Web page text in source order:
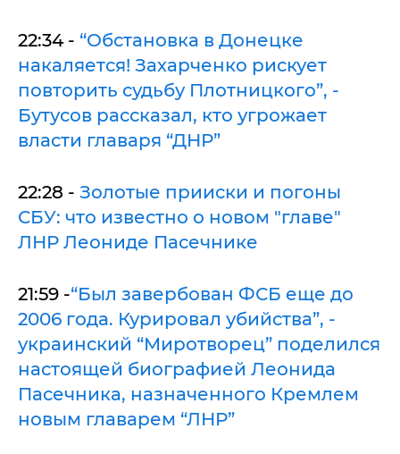
22:34 - “Обстановка в Донецке
накаляется! Захарченко рискует
повторить судьбу Плотницкого”, -
Бутусов рассказал, кто угрожает
власти главаря “ДНР”
22:28 - Золотые прииски и погоны
СБУ: что известно о новом "главе"
ЛНР Леониде Пасечнике
21:59 -“Был завербован ФСБ еще до
2006 года. Курировал убийства”, -
украинский “Миротворец” поделился
настоящей биографией Леонида
Пасечника, назначенного Кремлем
новым главарем “ЛНР”